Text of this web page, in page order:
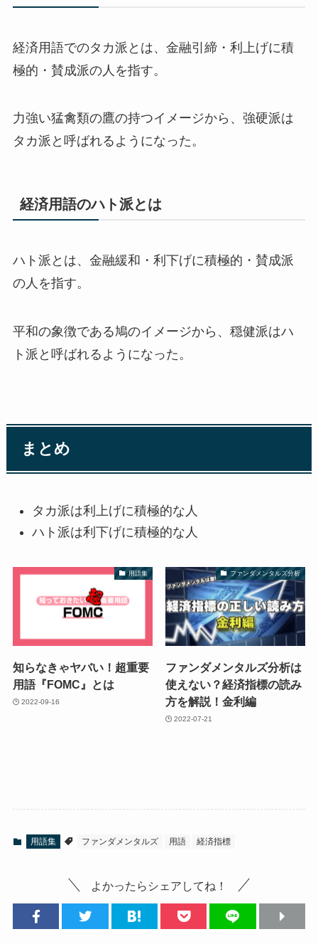
経済用語でのタカ派とは、金融引締・利上げに積
極的・賛成派の人を指す。
力強い猛禽類の鷹の持つイメージから、強硬派は
タカ派と呼ばれるようになった。
経済用語のハト派とは
ハト派とは、金融緩和・利下げに積極的・賛成派
の人を指す。
平和の象徴である鳩のイメージから、穏健派はハ
ト派と呼ばれるようになった。
まとめ
タカ派は利上げに積極的な人
ハト派は利下げに積極的な人
用語集
知らなきゃヤバい！超重要
用語『FOMC』とは
2022-09-16
ファンダメンタルズ分析
ファンダメンタルズ分析は
使えない？経済指標の読み
方を解説！金利編
2022-07-21
用語集 ファンダメンタルズ 用語 経済指標
よかったらシェアしてね！